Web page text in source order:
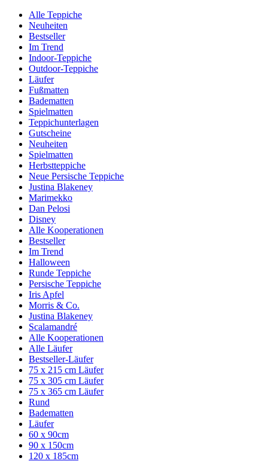
Alle Teppiche
Neuheiten
Bestseller
Im Trend
Indoor-Teppiche
Outdoor-Teppiche
Läufer
Fußmatten
Badematten
Spielmatten
Teppichunterlagen
Gutscheine
Neuheiten
Spielmatten
Herbstteppiche
Neue Persische Teppiche
Justina Blakeney
Marimekko
Dan Pelosi
Disney
Alle Kooperationen
Bestseller
Im Trend
Halloween
Runde Teppiche
Persische Teppiche
Iris Apfel
Morris & Co.
Justina Blakeney
Scalamandré
Alle Kooperationen
Alle Läufer
Bestseller-Läufer
75 x 215 cm Läufer
75 x 305 cm Läufer
75 x 365 cm Läufer
Rund
Badematten
Läufer
60 x 90cm
90 x 150cm
120 x 185cm